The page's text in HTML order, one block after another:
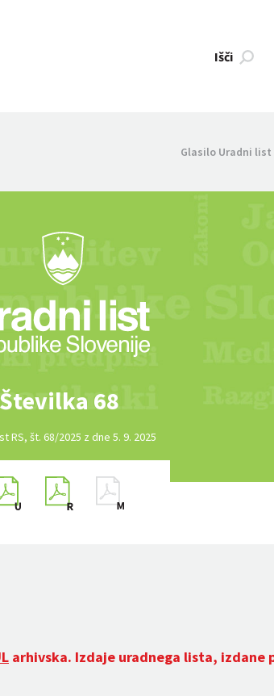
Išči
Glasilo Uradni list
Številka 68
RS, št. 68/2025 z dne 5. 9. 2025
arhivska. Izdaje uradnega lista, izdane